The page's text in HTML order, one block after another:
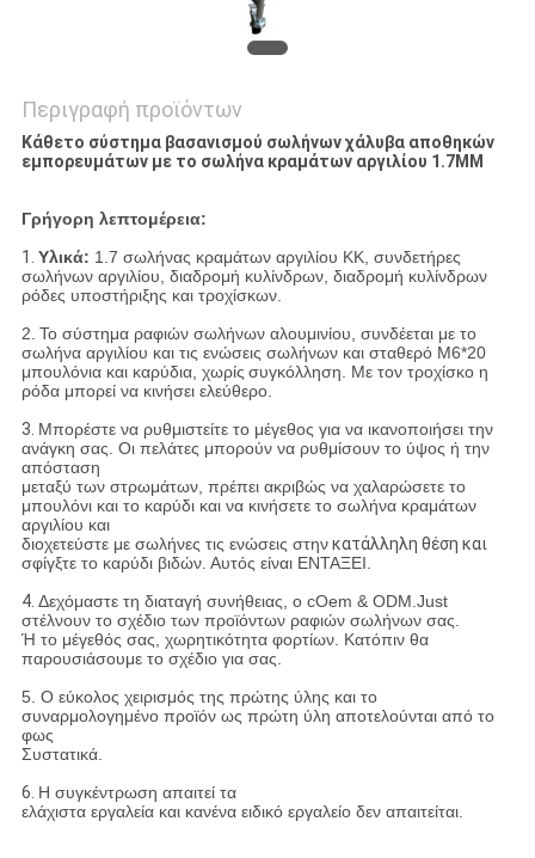
Περιγραφή προϊόντων
Κάθετο σύστημα βασανισμού σωλήνων χάλυβα αποθηκών
εμπορευμάτων με το σωλήνα κραμάτων αργιλίου 1.7MM
Γρήγορη λεπτομέρεια:
1. Υλικά: 1.7 σωλήνας κραμάτων αργιλίου ΚΚ, συνδετήρες
σωλήνων αργιλίου, διαδρομή κυλίνδρων, διαδρομή κυλίνδρων
ρόδες υποστήριξης και τροχίσκων.
2. Το σύστημα ραφιών σωλήνων αλουμινίου, συνδέεται με το
σωλήνα αργιλίου και τις ενώσεις σωλήνων και σταθερό M6*20
μπουλόνια και καρύδια, χωρίς συγκόλληση. Με τον τροχίσκο η
ρόδα μπορεί να κινήσει ελεύθερο.
3. Μπορέστε να ρυθμιστείτε το μέγεθος για να ικανοποιήσει την
ανάγκη σας. Οι πελάτες μπορούν να ρυθμίσουν το ύψος ή την
απόσταση
μεταξύ των στρωμάτων, πρέπει ακριβώς να χαλαρώσετε το
μπουλόνι και το καρύδι και να κινήσετε το σωλήνα κραμάτων
αργιλίου και
διοχετεύστε με σωλήνες τις ενώσεις στηνκατάλληλη θέση και
σφίγξτε το καρύδι βιδών. Αυτός είναι ΕΝΤΑΞΕΙ.
4. Δεχόμαστε τη διαταγή συνήθειας, ο cOem & ODM.Just
στέλνουν το σχέδιο των προϊόντων ραφιών σωλήνων σας.
Ή το μέγεθός σας, χωρητικότητα φορτίων. Κατόπιν θα
παρουσιάσουμε το σχέδιο για σας.
5. Ο εύκολος χειρισμός της πρώτης ύλης και το
συναρμολογημένο προϊόν ως πρώτη ύλη αποτελούνται από το
φως
Συστατικά.
6. Η συγκέντρωση απαιτεί τα
ελάχιστα εργαλεία και κανένα ειδικό εργαλείο δεν απαιτείται.